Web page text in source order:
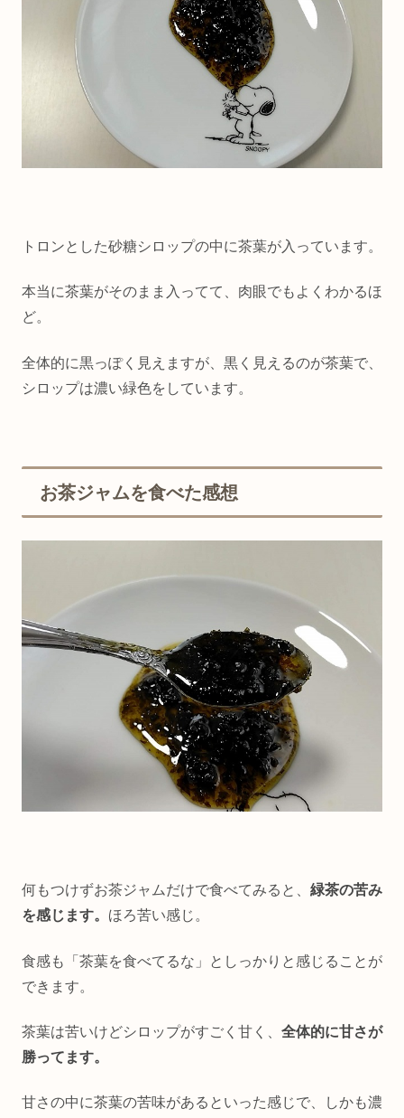
トロンとした砂糖シロップの中に茶葉が入っています。
本当に茶葉がそのまま入ってて、肉眼でもよくわかるほ
ど。
全体的に黒っぽく見えますが、黒く見えるのが茶葉で、
シロップは濃い緑色をしています。
お茶ジャムを食べた感想
何もつけずお茶ジャムだけで食べてみると、 緑茶の苦み
を感じます。 ほろ苦い感じ。
食感も「茶葉を食べてるな」としっかりと感じることが
できます。
茶葉は苦いけどシロップがすごく甘く、 全体的に甘さが
勝ってます。
甘さの中に茶葉の苦味があるといった感じで、しかも濃